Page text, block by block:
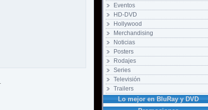
Eventos
HD-DVD
Hollywood
Merchandising
Noticias
Posters
Rodajes
Series
Televisión
Trailers
Lo mejor en BluRay y DVD